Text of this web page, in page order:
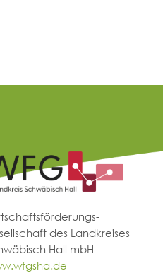
des Landkreises
Hall mbH